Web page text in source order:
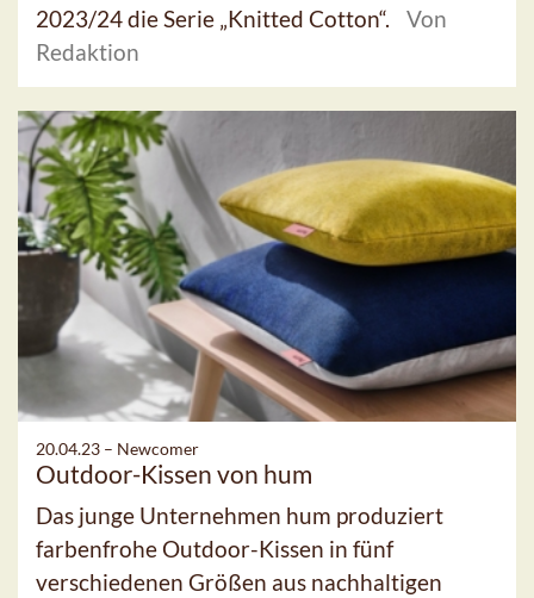
2023/24 die Serie „Knitted Cotton“.
Von
Redaktion
20.04.23 – Newcomer
Outdoor-Kissen von hum
Das junge Unternehmen hum produziert
farbenfrohe Outdoor-Kissen in fünf
verschiedenen Größen aus nachhaltigen